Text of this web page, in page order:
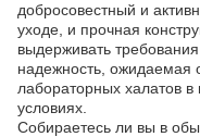
добросовестный и
уходе, и прочная
выдерживать
надежность, ожидаемая
лабораторных халатов
условиях.
Собираетесь ли вы в